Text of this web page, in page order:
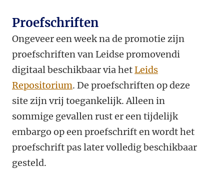
Proefschriften
Ongeveer een week na de promotie zijn
proefschriften van Leidse promovendi
digitaal beschikbaar via hetLeids
Repositorium. De proefschriften op deze
site zijn vrij toegankelijk. Alleen in
sommige gevallen rust er een tijdelijk
embargo op een proefschrift en wordt het
proefschrift pas later volledig beschikbaar
gesteld.